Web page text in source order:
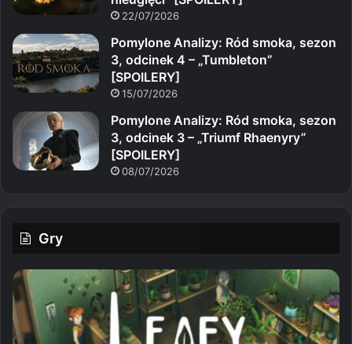
22/07/2026
Pomylone Analizy: Ród smoka, sezon
3, odcinek 4 – „Tumbleton”
[SPOILERY]
15/07/2026
Pomylone Analizy: Ród smoka, sezon
3, odcinek 3 – „Triumf Rhaenyry”
[SPOILERY]
08/07/2026
Gry